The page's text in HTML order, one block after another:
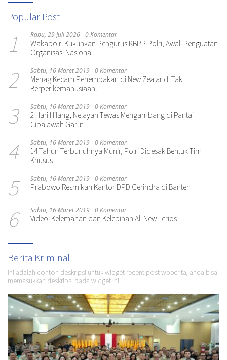
Popular Post
1 Rabu, 29 Juli 2026 0 Komentar
Wakapolri Kukuhkan Pengurus KBPP Polri, Awali Penguatan
Organisasi Nasional
2 Sabtu, 16 Maret 2019 0 Komentar
Menag Kecam Penembakan di New Zealand: Tak
Berperikemanusiaan!
3 Sabtu, 16 Maret 2019 0 Komentar
2 Hari Hilang, Nelayan Tewas Mengambang di Pantai
Cipalawah Garut
4 Sabtu, 16 Maret 2019 0 Komentar
14 Tahun Terbunuhnya Munir, Polri Didesak Bentuk Tim
Khusus
5 Sabtu, 16 Maret 2019 0 Komentar
Prabowo Resmikan Kantor DPD Gerindra di Banten
6 Sabtu, 16 Maret 2019 0 Komentar
Video: Kelemahan dan Kelebihan All New Terios
Berita Kriminal
Ini adalah contoh deskripsi untuk widget recent post wpberita, anda bisa
memasukkan deskripsi pada widget ini.